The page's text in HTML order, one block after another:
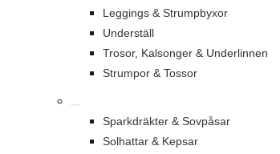
Leggings & Strumpbyxor
Underställ
Trosor, Kalsonger & Underlinnen
Strumpor & Tossor
Sparkdräkter & Sovpåsar
Solhattar & Kepsar